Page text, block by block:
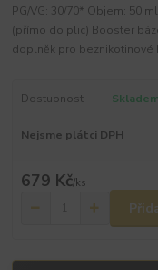
PG/VG: 30/70* Objem: 50
(přímo do plic) Booster
doplněk pro beznikotinové
Dostupnost
Nejsme plátci DPH
679 Kč/ks